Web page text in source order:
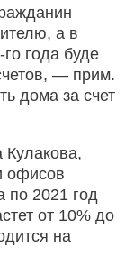
а в
года буде
— прим.
дома за счет
Кулакова,
офисов
по 2021 год
от 10% до
на